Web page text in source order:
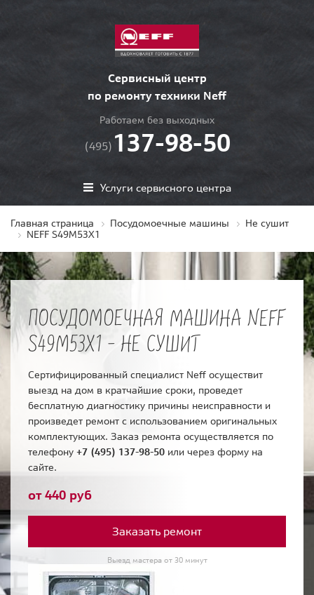
Сервисный центр
по ремонту техники Neff
Работаем без выходных
(495) 137-98-50
Услуги сервисного центра
Главная страница Посудомоечные машины
Не сушит
NEFF S49M53X1
ПОСУДОМОЕЧНАЯ МАШИНА NEFF
S49M53X1 - НЕ СУШИТ
Сертифицированный специалист Neff осуществит
выезд на дом в кратчайшие сроки, проведет
бесплатную диагностику причины неисправности и
произведет ремонт с использованием оригинальных
комплектующих. Заказ ремонта осуществляется по
телефону +7 (495) 137-98-50 или через форму на
сайте.
от 440 руб
Заказать ремонт
Выезд мастера от 30 минут